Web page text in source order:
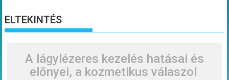
ELTEKINTÉS
A lágylézeres kezelés hatásai és
előnyei, a kozmetikus válaszol